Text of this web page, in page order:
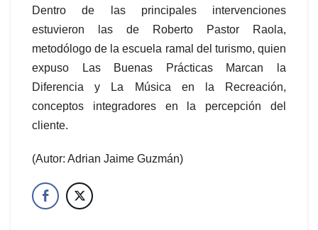
Dentro de las principales intervenciones
estuvieron las de Roberto Pastor Raola,
metodólogo de la escuela ramal del turismo, quien
expuso Las Buenas Prácticas Marcan la
Diferencia y La Música en la Recreación,
conceptos integradores en la percepción del
cliente.
(Autor: Adrian Jaime Guzmán)